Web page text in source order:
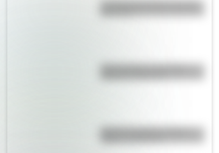
La vida de San Martín contada
Duda resuelta: ¿es el Truco
Bandera de Bolivia: historia,